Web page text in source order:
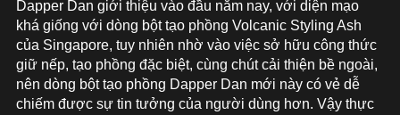
Dapper Dan giới thiệu vào đầu năm nay, với diện mạo
khá giống với dòng bột tạo phồng Volcanic Styling Ash
của Singapore, tuy nhiên nhờ vào việc sở hữu công thức
giữ nếp, tạo phồng đặc biệt, cùng chút cải thiện bề ngoài,
nên dòng bột tạo phồng Dapper Dan mới này có vẻ dễ
chiếm được sự tin tưởng của người dùng hơn. Vậy thực